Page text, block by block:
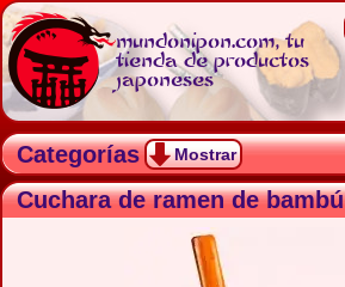
mundonipon.com, tu
tienda de productos
japoneses
Categorías Mostrar
Cuchara de ramen de bambú